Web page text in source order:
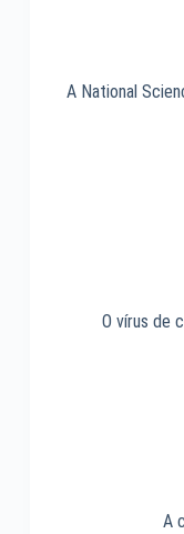
A National
O vírus de
A